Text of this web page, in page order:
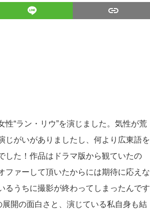
性“ラン・リウ”を演じました。気性が荒
じがいがありましたし、何より広東語を
した！作品はドラマ版から観ていたの
ファーして頂いたからには期待に応えな
るうちに撮影が終わってしまったんです
開の面白さと、演じている私自身も結